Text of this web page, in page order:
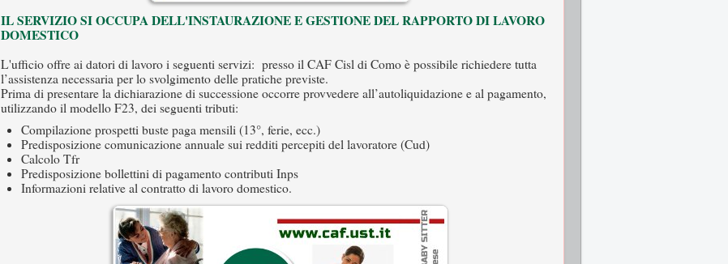
IL SERVIZIO SI OCCUPA DELL'INSTAURAZIONE E GESTIONE DEL RAPPORTO DI LAVORO
DOMESTICO
L'ufficio offre ai datori di lavoro i seguenti servizi: presso il CAF Cisl di Como è possibile richiedere tutta
l’assistenza necessaria per lo svolgimento delle pratiche previste.
Prima di presentare la dichiarazione di successione occorre provvedere all’autoliquidazione e al pagamento,
utilizzando il modello F23, dei seguenti tributi:
Compilazione prospetti buste paga mensili (13°, ferie, ecc.)
Predisposizione comunicazione annuale sui redditi percepiti del lavoratore (Cud)
Calcolo Tfr
Predisposizione bollettini di pagamento contributi Inps
Informazioni relative al contratto di lavoro domestico.